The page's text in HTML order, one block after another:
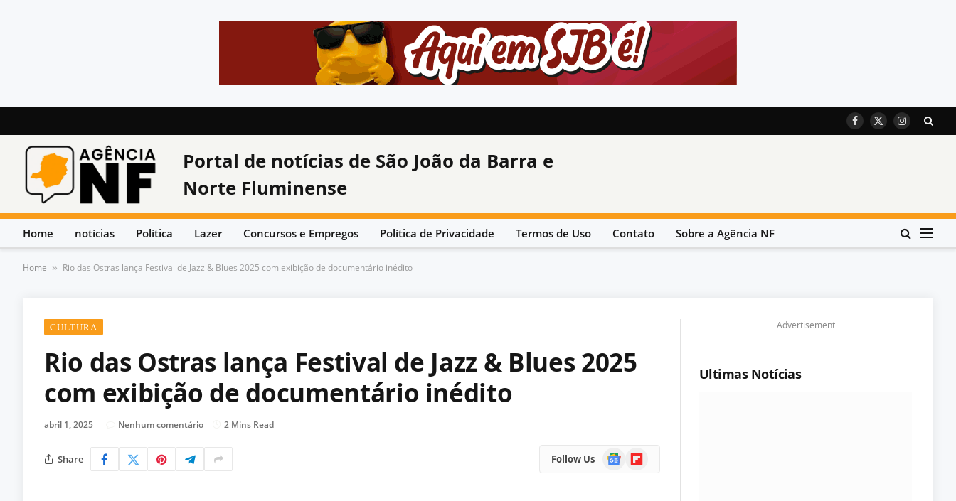
Facebook
X
Instagram
Portal de notícias de São João da Barra e
Norte Fluminense
Home notícias Política Lazer Concursos e Empregos Política de Privacidade Termos de Uso Contato Sobre a Agência NF
Home » Rio das Ostras lança Festival de Jazz & Blues 2025 com exibição de documentário inédito
CULTURA
Rio das Ostras lança Festival de Jazz & Blues 2025
com exibição de documentário inédito
abril 1, 2025 Nenhum comentário 2 Mins Read
Share Follow Us
Google
News
Flipboard
Advertisement
Ultimas Notícias